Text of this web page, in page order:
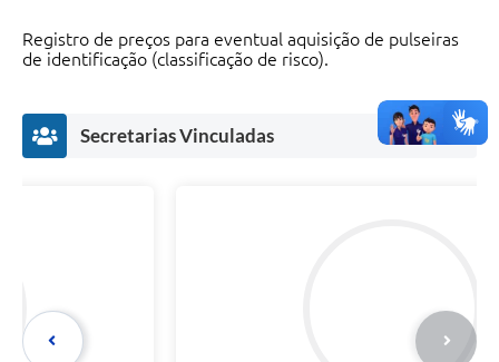
Registro de preços para eventual aquisição de pulseiras
de identificação (classificação de risco).
Secretarias Vinculadas